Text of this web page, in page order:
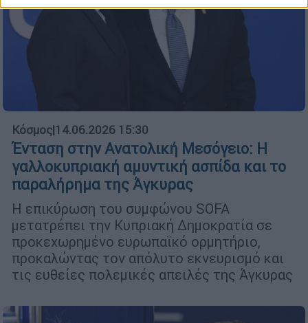
Κόσμος|14.06.2026 15:30
Ένταση στην Ανατολική Μεσόγειο: Η
γαλλοκυπριακή αμυντική ασπίδα και το
παραλήρημα της Άγκυρας
Η επικύρωση του συμφώνου SOFA
μετατρέπει την Κυπριακή Δημοκρατία σε
προκεχωρημένο ευρωπαϊκό ορμητήριο,
προκαλώντας τον απόλυτο εκνευρισμό και
τις ευθείες πολεμικές απειλές της Άγκυρας